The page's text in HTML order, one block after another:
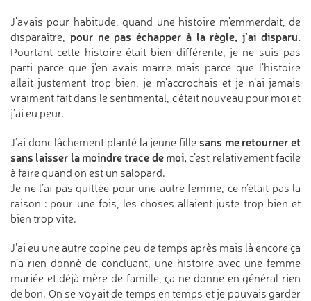
J’avais pour habitude, quand une histoire m’emmerdait, de
disparaître, pour ne pas échapper à la règle, j’ai disparu.
Pourtant cette histoire était bien différente, je ne suis pas
parti parce que j’en avais marre mais parce que l’histoire
allait justement trop bien, je m’accrochais et je n’ai jamais
vraiment fait dans le sentimental, c’était nouveau pour moi et
j’ai eu peur.
J’ai donc lâchement planté la jeune fille sans me retourner et
sans laisser la moindre trace de moi, c’est relativement facile
à faire quand on est un salopard.
Je ne l’ai pas quittée pour une autre femme, ce n’était pas la
raison : pour une fois, les choses allaient juste trop bien et
bien trop vite.
J’ai eu une autre copine peu de temps après mais là encore ça
n’a rien donné de concluant, une histoire avec une femme
mariée et déjà mère de famille, ça ne donne en général rien
de bon. On se voyait de temps en temps et je pouvais garder